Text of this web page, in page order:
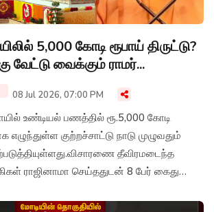
5,000 கோடி ரூபாய் திருட்டு?
வேட்டு வைக்கும் ராமர்...
08 Jul 2026, 07:00 PM
உண்டியல் பணத்தில் ரூ.5,000 கோடி
எழுந்துள்ள குற்றச்சாட்டு நாடு முழுவதும்
தீவிரமடைந்த
ராஜினாமா செய்ததுடன் 8 பேர் கைது